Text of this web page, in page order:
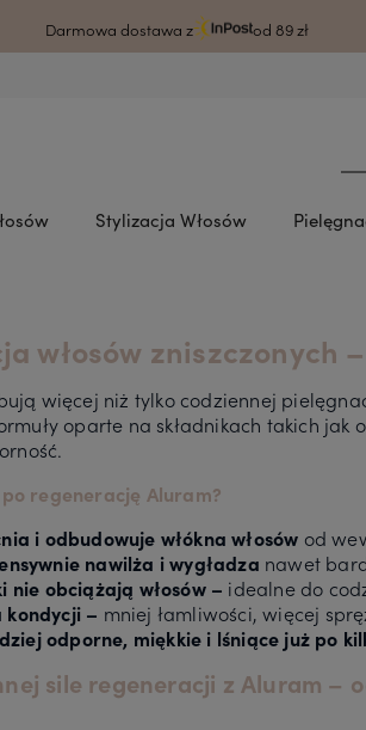
względu na awarię systemu czas wysyłki może ulec
Darmowa dostawa z od 89 zł
Stylizacja Włosów
włosów zniszczonych
więcej niż tylko codziennej
oparte na składnikach takich
regenerację Aluram?
i odbudowuje włókna włosów od
nawilża i wygładza nawet
nie obciążają włosów – idealne do
– mniej łamliwości, więcej
odporne, miękkie i lśniące już po
sile regeneracji z Aluram –